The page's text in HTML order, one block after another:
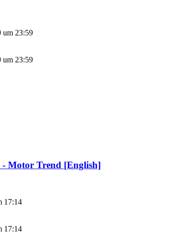
um 23:59
um 23:59
- Motor Trend [English]
17:14
17:14